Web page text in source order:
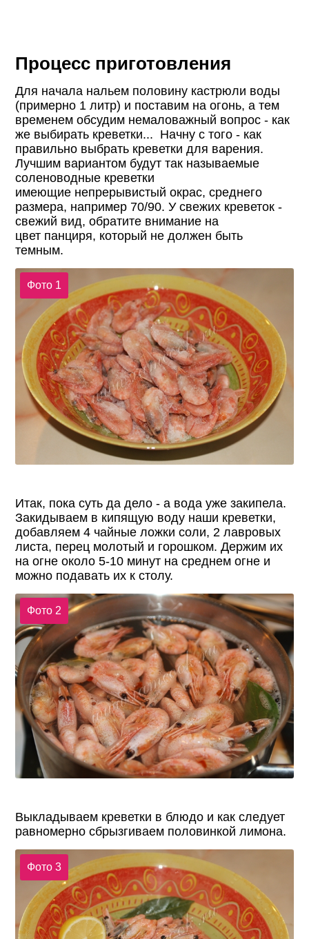
Процесс приготовления
Для начала нальем половину кастрюли воды
(примерно 1 литр) и поставим на огонь, а тем
временем обсудим немаловажный вопрос - как
же выбирать креветки... Начну с того - как
правильно выбрать креветки для варения.
Лучшим вариантом будут так называемые
соленоводные креветки
имеющие непрерывистый окрас, среднего
размера, например 70/90. У свежих креветок -
свежий вид, обратите внимание на
цвет панциря, который не должен быть
темным.
Фото 1
Итак, пока суть да дело - а вода уже закипела.
Закидываем в кипящую воду наши креветки,
добавляем 4 чайные ложки соли, 2 лавровых
листа, перец молотый и горошком. Держим их
на огне около 5-10 минут на среднем огне и
можно подавать их к столу.
Фото 2
Выкладываем креветки в блюдо и как следует
равномерно сбрызгиваем половинкой лимона.
Фото 3